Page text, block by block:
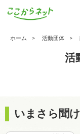
ホーム 活動団体
活
いまさら聞